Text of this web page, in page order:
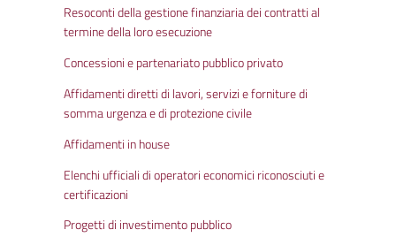
Resoconti della gestione finanziaria dei contratti al
termine della loro esecuzione
Concessioni e partenariato pubblico privato
Affidamenti diretti di lavori, servizi e forniture di
somma urgenza e di protezione civile
Affidamenti in house
Elenchi ufficiali di operatori economici riconosciuti e
certificazioni
Progetti di investimento pubblico